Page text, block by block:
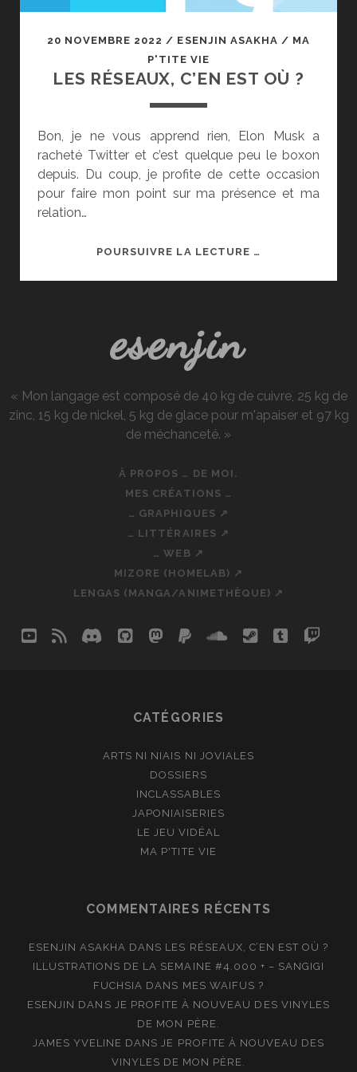
20 NOVEMBRE 2022 / ESENJIN ASAKHA / MA
P'TITE VIE
LES RÉSEAUX, C’EN EST OÙ ?
Bon, je ne vous apprend rien, Elon Musk a
racheté Twitter et c’est quelque peu le boxon
depuis. Du coup, je profite de cette occasion
pour faire mon point sur ma présence et ma
relation…
POURSUIVRE LA LECTURE …
esenjin
« Mon langage est composé de 40 kg de cuivre, 25 kg de
zinc, 15 kg de nickel, 5 kg de glace pour m'apaiser et 97 kg
de méchanceté. »
À PROPOS … DE MOI.
MES CRÉATIONS …
… GRAPHIQUES ↗
… LITTÉRAIRES ↗
… WEB ↗
MIZORE (HOMELAB) ↗
LENGAS (MANGA/ANIMETHÈQUE) ↗
youtube
rss discord
githubmastodon
paypalsoundcloud
steamtumblr
CATÉGORIES
ARTS NI NIAIS NI JOVIALES
DOSSIERS
INCLASSABLES
JAPONIAISERIES
LE JEU VIDÉAL
MA P'TITE VIE
COMMENTAIRES RÉCENTS
ESENJIN ASAKHA DANS LES RÉSEAUX, C’EN EST OÙ ?
ILLUSTRATIONS DE LA SEMAINE #4.000 + – SANGIGI
FUCHSIA DANS MES WAIFUS ?
ESENJIN DANS JE PROFITE À NOUVEAU DES VINYLES
DE MON PÈRE.
JAMES YVELINE DANSJE PROFITE À NOUVEAU DES
VINYLES DE MON PÈRE.